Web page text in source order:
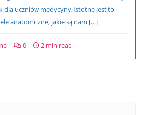
dla uczniów medycyny. Istotne jest to,
anatomiczne, jakie są nam […]
0 2 min read